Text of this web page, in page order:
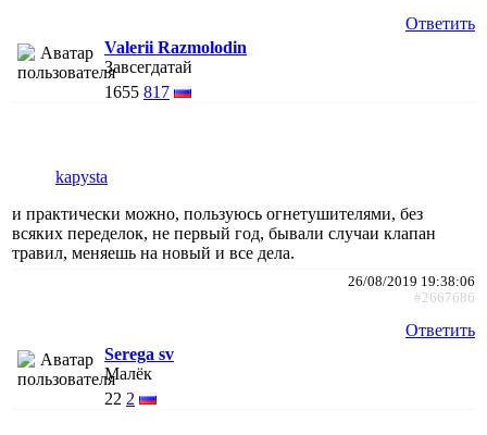
Ответить
Valerii Razmolodin
Завсегдатай
1655 817
kapysta
и практически можно, пользуюсь огнетушителями, без
всяких переделок, не первый год, бывали случаи клапан
травил, меняешь на новый и все дела.
26/08/2019 19:38:06
#2667686
Ответить
Serega sv
Малёк
22 2